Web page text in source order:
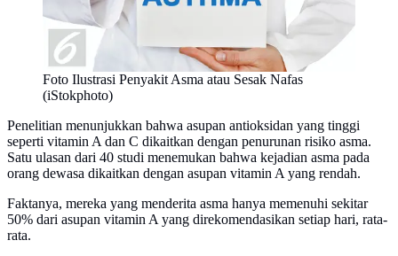
Foto Ilustrasi Penyakit Asma atau Sesak Nafas
(iStokphoto)
Penelitian menunjukkan bahwa asupan antioksidan yang tinggi
seperti vitamin A dan C dikaitkan dengan penurunan risiko asma.
Satu ulasan dari 40 studi menemukan bahwa kejadian asma pada
orang dewasa dikaitkan dengan asupan vitamin A yang rendah.
Faktanya, mereka yang menderita asma hanya memenuhi sekitar
50% dari asupan vitamin A yang direkomendasikan setiap hari, rata-
rata.